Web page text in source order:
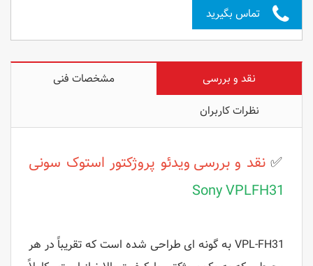
تماس بگیرید
نقد و بررسی
مشخصات فنی
نظرات کاربران
✅ نقد و بررسی ویدئو پروژکتور استوک سونی
Sony VPLFH31
VPL-FH31 به گونه ای طراحی شده است که تقریباً در هر